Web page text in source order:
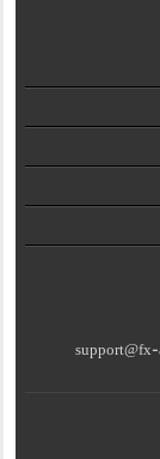
support@fx-